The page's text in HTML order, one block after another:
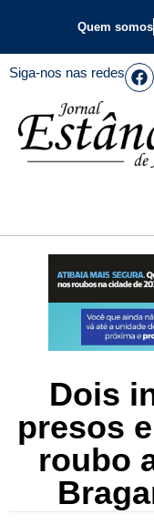
Quem somos
Siga-nos nas redes
Dois
presos
roubo